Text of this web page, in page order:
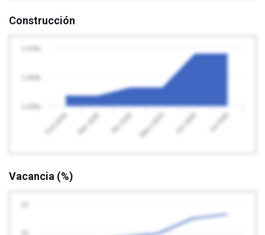
Construcción
Feb 2026 Mar 2026 Abr 2026 Mayo 2026 Jun 2026 Jul 2026
Vacancia (%)